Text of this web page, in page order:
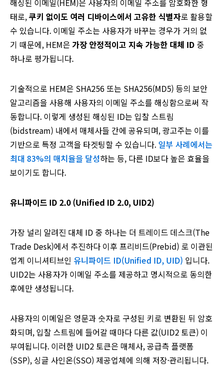
해싱된 이메일(HEM)은 사용자의 이메일 주소를 암호화한 형
태로,쿠키 없이도 여러 디바이스에서 고유한 식별자로 활용할
수 있습니다. 이메일 주소는 사용자가 바꾸는 경우가 거의 없
기 때문에, HEM은 가장 안정적이고 지속 가능한 대체 ID 중
하나로 평가됩니다.
기술적으로 HEM은 SHA256 또는 SHA256(MD5) 등의 보안
알고리즘을 사용해 사용자의 이메일 주소를 해싱함으로써 작
동합니다. 이렇게 생성된 해싱된 ID는 입찰 스트림
(bidstream) 내에서 매체사들 간에 공유되며, 광고주는 이를
기반으로 특정 고객을 타겟팅할 수 있습니다. 일부 사례에서는
최대 83%의 매치율을 달성하는 등, 다른 ID보다 높은 효율을
보이기도 합니다.
유니파이드 ID 2.0 (Unified ID 2.0, UID2)
가장 널리 알려진 대체 ID 중 하나는 더 트레이드 데스크(The
Trade Desk)에서 추진하다 이후 프리비드(Prebid) 로 이관된
업계 이니셔티브인 유니파이드 ID(Unified ID, UID) 입니다.
UID2는 사용자가 이메일 주소를 제공하고 명시적으로 동의한
후에만 생성됩니다.
사용자의 이메일은 영문과 숫자로 구성된 키로 변환된 뒤 암호
화되며, 입찰 스트림에 들어갈 때마다 다른 값(UID2 토큰) 이
부여됩니다. 이러한 UID2 토큰은 매체사, 공급측 플랫폼
(SSP), 싱글 사인온(SSO) 제공업체에 의해 저장·관리됩니다.